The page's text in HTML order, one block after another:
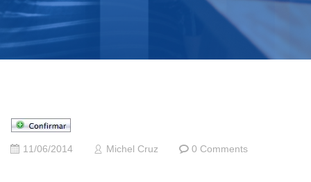
11/06/2014 Michel Cruz 0 Comments